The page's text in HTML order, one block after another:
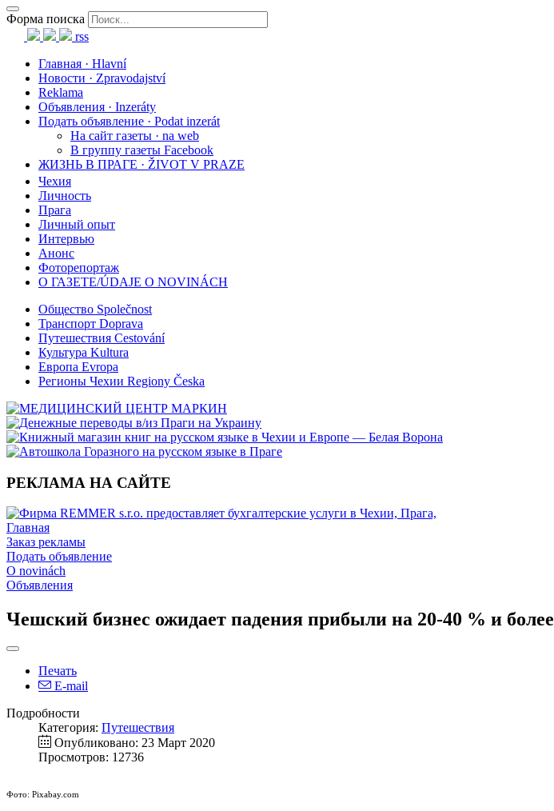
Форма поиска
rss
Главная · Hlavní
Новости · Zpravodajství
Reklama
Объявления · Inzeráty
Подать объявление · Podat inzerát
На сайт газеты · na web
В группу газеты Facebook
ЖИЗНЬ В ПРАГЕ · ŽIVOT V PRAZE
Чехия
Личность
Прага
Личный опыт
Интервью
Анонс
Фоторепортаж
О ГАЗЕТЕ/ÚDAJE O NOVINÁCH
Общество Společnost
Транспорт Doprava
Путешествия Cestování
Культура Kultura
Европа Evropa
Регионы Чехии Regiony Česka
РЕКЛАМА НА САЙТЕ
Главная
Заказ рекламы
Подать объявление
O novinách
Объявления
Чешский бизнес ожидает падения прибыли на 20-40 % и более
Печать
E-mail
Подробности
Категория: Путешествия
Опубликовано: 23 Март 2020
Просмотров: 12736
Фото: Pixabay.com